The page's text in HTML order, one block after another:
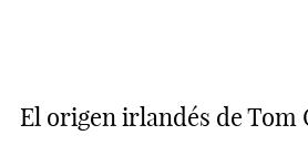
El origen irlandés de Tom